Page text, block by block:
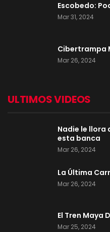
Escobedo:
Mar 31, 2024
Cibertrampa
Mar 26, 2024
ULTIMOS VIDEOS
Nadie le llora
esta banca
Mar 26, 2024
La Última
Mar 26, 2024
El Tren Maya
Mar 25, 2024